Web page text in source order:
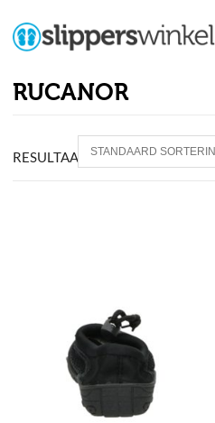
RUCANOR
RESULTAAT 2PRODUCTEN